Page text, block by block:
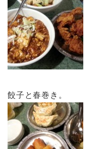
餃子と春巻き。